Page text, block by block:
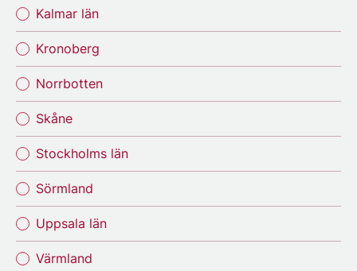
Kalmar län
Kronoberg
Norrbotten
Skåne
Stockholms län
Sörmland
Uppsala län
Värmland